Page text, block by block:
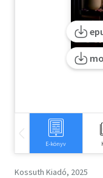
Tankönyv, segédkönyv
Társadalomtudomány
Természettudomány
Vallás
E-könyv
Kossuth Kiadó, 2025